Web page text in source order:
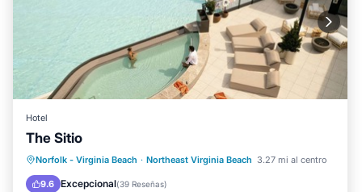
Hotel
The Sitio
Norfolk - Virginia Beach · Northeast Virginia Beach 3.27 mi al centro
9.6 Excepcional(39 Reseñas)
Aparcamiento Piscina
Vista al mar
Balcón/Terraza